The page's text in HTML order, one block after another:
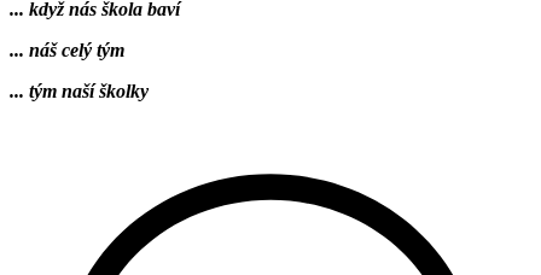
... když nás škola baví
... náš celý tým
... tým naší školky